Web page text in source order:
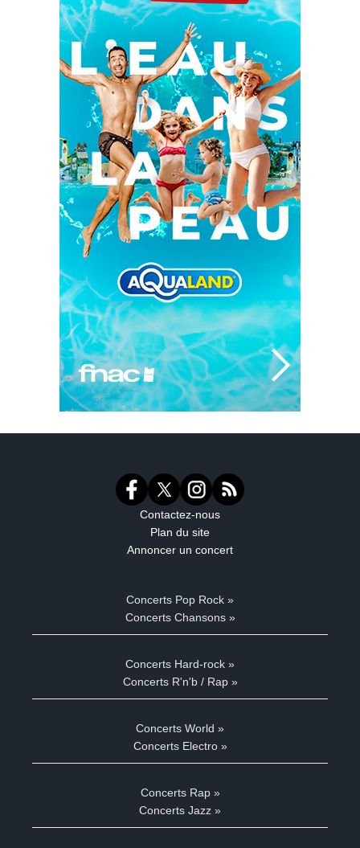
Contactez-nous
Plan du site
Annoncer un concert
Concerts Pop Rock »
Concerts Chansons »
Concerts Hard-rock »
Concerts R'n'b / Rap »
Concerts World »
Concerts Electro »
Concerts Rap »
Concerts Jazz »